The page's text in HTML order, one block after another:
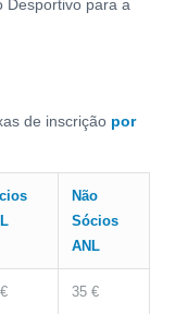
Desportivo para a
de inscrição por
Não
Sócios
ANL
35 €